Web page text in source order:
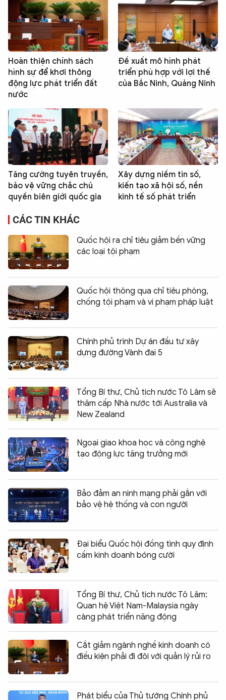
Hoàn thiện chính sách
hình sự để khơi thông
động lực phát triển đất
nước
Đề xuất mô hình phát
triển phù hợp với lợi thế
của Bắc Ninh, Quảng Ninh
Tăng cường tuyên truyền,
bảo vệ vững chắc chủ
quyền biên giới quốc gia
Xây dựng niềm tin số,
kiến tạo xã hội số, nền
kinh tế số phát triển
CÁC TIN KHÁC
Quốc hội ra chỉ tiêu giảm bền vững
các loại tội phạm
Quốc hội thông qua chỉ tiêu phòng,
chống tội phạm và vi phạm pháp luật
Chính phủ trình Dự án đầu tư xây
dựng đường Vành đai 5
Tổng Bí thư, Chủ tịch nước Tô Lâm sẽ
thăm cấp Nhà nước tới Australia và
New Zealand
Ngoại giao khoa học và công nghệ
tạo động lực tăng trưởng mới
Bảo đảm an ninh mạng phải gắn với
bảo vệ hệ thống và con người
Đại biểu Quốc hội đồng tình quy định
cấm kinh doanh bóng cười
Tổng Bí thư, Chủ tịch nước Tô Lâm:
Quan hệ Việt Nam-Malaysia ngày
càng phát triển năng động
Cắt giảm ngành nghề kinh doanh có
điều kiện phải đi đôi với quản lý rủi ro
Phát biểu của Thủ tướng Chính phủ